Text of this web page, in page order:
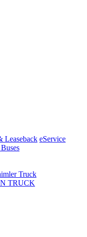
Leaseback eService
Truck
TRUCK